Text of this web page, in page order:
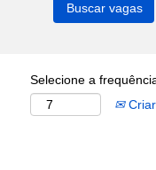
Selecione a